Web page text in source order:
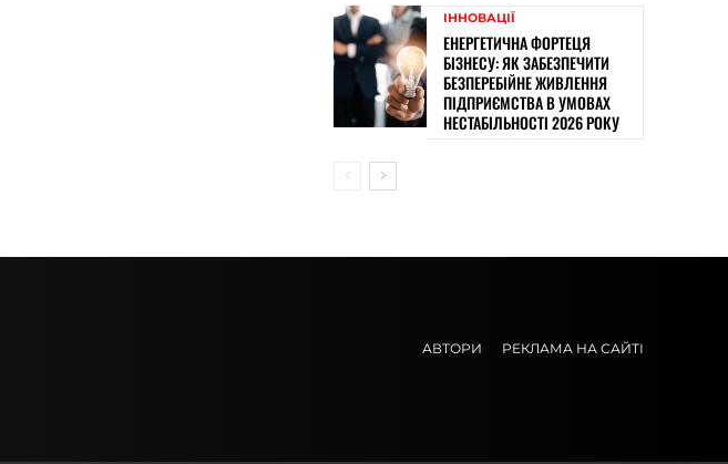
ІННОВАЦІЇ
ЕНЕРГЕТИЧНА ФОРТЕЦЯ
БІЗНЕСУ: ЯК ЗАБЕЗПЕЧИТИ
БЕЗПЕРЕБІЙНЕ ЖИВЛЕННЯ
ПІДПРИЄМСТВА В УМОВАХ
НЕСТАБІЛЬНОСТІ 2026 РОКУ
АВТОРИ РЕКЛАМА НА САЙТІ